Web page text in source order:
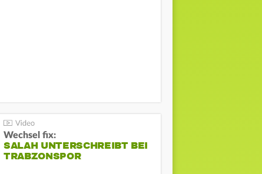
Wechsel fix:
SALAH UNTERSCHREIBT BEI
TRABZONSPOR